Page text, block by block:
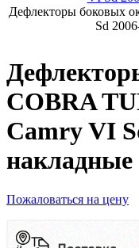
Дефлекторы боковых
Sd
COBRA
Camry VI
накладные
Пожаловаться на цену